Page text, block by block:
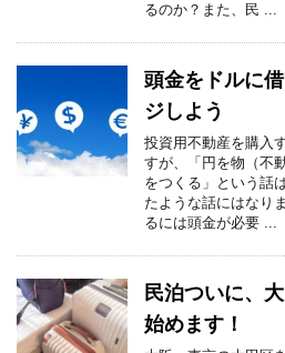
るのか？また、民 ...
頭金をドルに
ジしよう
投資用不動産を購入
すが、「円を物（不
をつくる」という話
たような話にはなり
るには頭金が必要 ...
民泊ついに、
始めます！